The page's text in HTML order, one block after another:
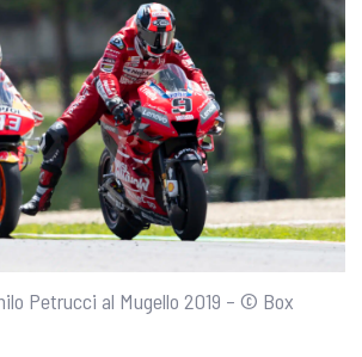
Petrucci al Mugello 2019 – © Box